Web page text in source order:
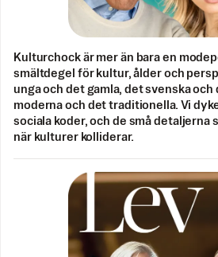
Kulturchock är mer än bara en
smältdegel för kultur, ålder och
unga och det gamla, det svenska
moderna och det traditionella. Vi
sociala koder, och de små detaljerna
när kulturer kolliderar.